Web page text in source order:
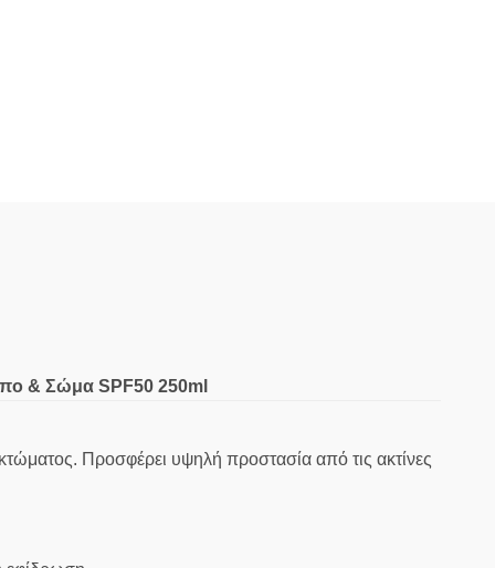
& Σώμα SPF50 250ml
Προσφέρει υψηλή προστασία από τις ακτίνες